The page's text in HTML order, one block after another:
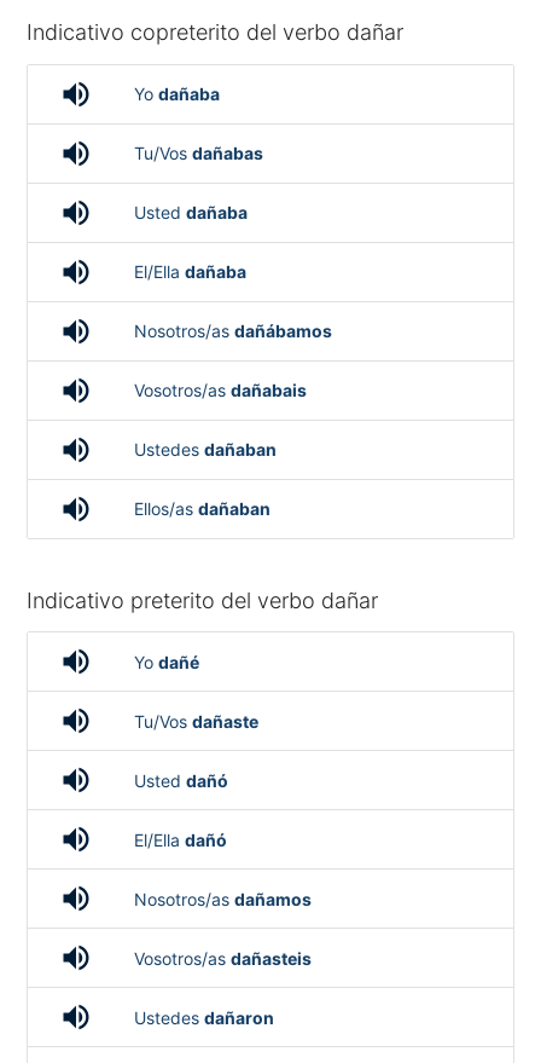
Indicativo copreterito del verbo dañar
volume_up Yo dañaba
volume_up Tu/Vos dañabas
volume_up Usted dañaba
volume_up El/Ella dañaba
volume_up Nosotros/as dañábamos
volume_up Vosotros/as dañabais
volume_up Ustedes dañaban
volume_up Ellos/as dañaban
Indicativo preterito del verbo dañar
volume_up Yo dañé
volume_up Tu/Vos dañaste
volume_up Usted dañó
volume_up El/Ella dañó
volume_up Nosotros/as dañamos
volume_up Vosotros/as dañasteis
volume_up Ustedes dañaron